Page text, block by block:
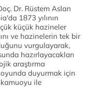
Dr. Rüstem Aslan
1873 yılının
küçük hazineler
ve hazinelerin tek bir
vurgulayarak,
hazırlayacakları
araştırma
duyurmak için
ile